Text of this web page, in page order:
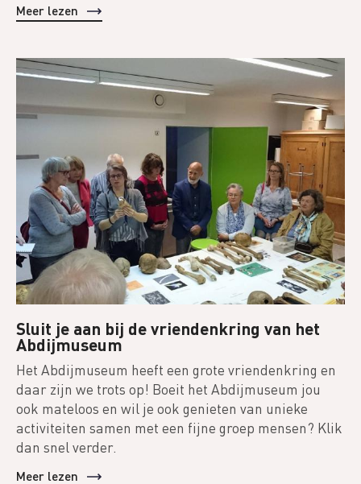
Meer lezen
Sluit je aan bij de vriendenkring van het
Abdijmuseum
Het Abdijmuseum heeft een grote vriendenkring en
daar zijn we trots op! Boeit het Abdijmuseum jou
ook mateloos en wil je ook genieten van unieke
activiteiten samen met een fijne groep mensen? Klik
dan snel verder.
Meer lezen